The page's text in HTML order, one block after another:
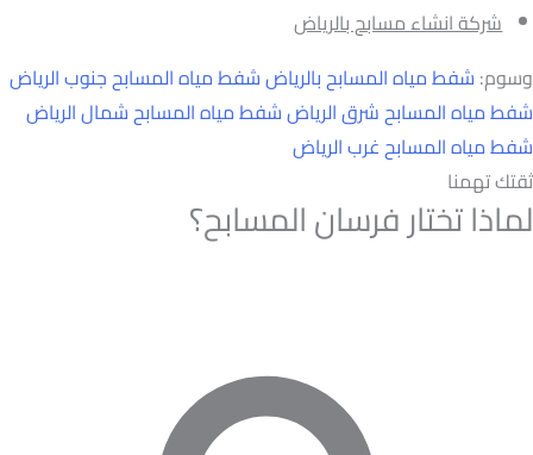
شركة انشاء مسابح بالرياض
وسوم: شفط مياه المسابح بالرياضشفط مياه المسابح جنوب الرياض
شفط مياه المسابح شرق الرياضشفط مياه المسابح شمال الرياض
شفط مياه المسابح غرب الرياض
ثقتك تهمنا
لماذا تختار فرسان المسابح؟